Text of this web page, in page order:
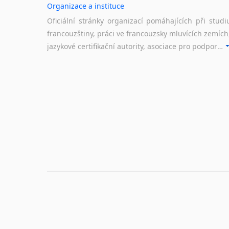
Organizace a instituce
Oficiální stránky organizací pomáhajících při
francouzštiny, práci ve francouzsky mluvících
jazykové certifikační autority, asociace pro podporu jazykového vzdělávání ad.